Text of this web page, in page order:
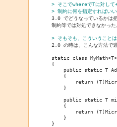
> そこでwhereでTに対して
> 制約に何を指定すればい
3.0 でどうなっているかは
制約等では対処できなかった
> そもそも、こういうこと
2.0 の時は、こんな方法で逃
static class MyMath<T>
{
public static T
    {
return
    }
public static T
    {
return
    }
}